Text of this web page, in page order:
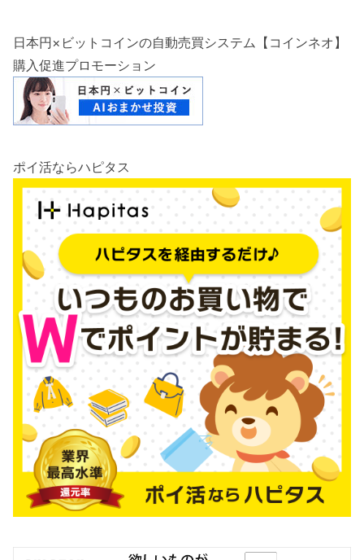
日本円×ビットコインの自動売買システム【コインネオ】
購入促進プロモーション
ポイ活ならハピタス